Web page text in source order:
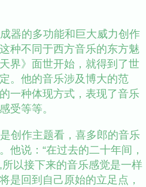
器的多功能和巨大威力创作
种不同于西方音乐的东方魅
界》面世开始，就得到了世
。他的音乐涉及博大的范
一种体现方式，表现了音乐
受等等。
创作主题看，喜多郎的音乐
他说：“在过去的二十年间，
以接下来的音乐感觉是一样
是回到自己原始的立足点，